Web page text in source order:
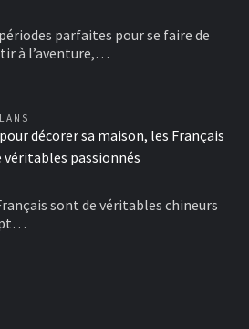
parfaites pour se faire de
à l’aventure,…
décorer sa maison, les Français
véritables passionnés
sont de véritables chineurs